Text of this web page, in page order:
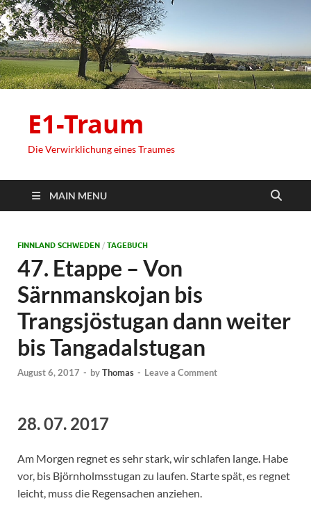
E1-Traum
Die Verwirklichung eines Traumes
MAIN MENU
FINNLAND SCHWEDEN / TAGEBUCH
47. Etappe – Von
Särnmanskojan bis
Trangsjöstugan dann weiter
bis Tangadalstugan
August 6, 2017 - byThomas - Leave a Comment
28. 07. 2017
Am Morgen regnet es sehr stark, wir schlafen lange. Habe
vor, bis Björnholmsstugan zu laufen. Starte spät, es regnet
leicht, muss die Regensachen anziehen.